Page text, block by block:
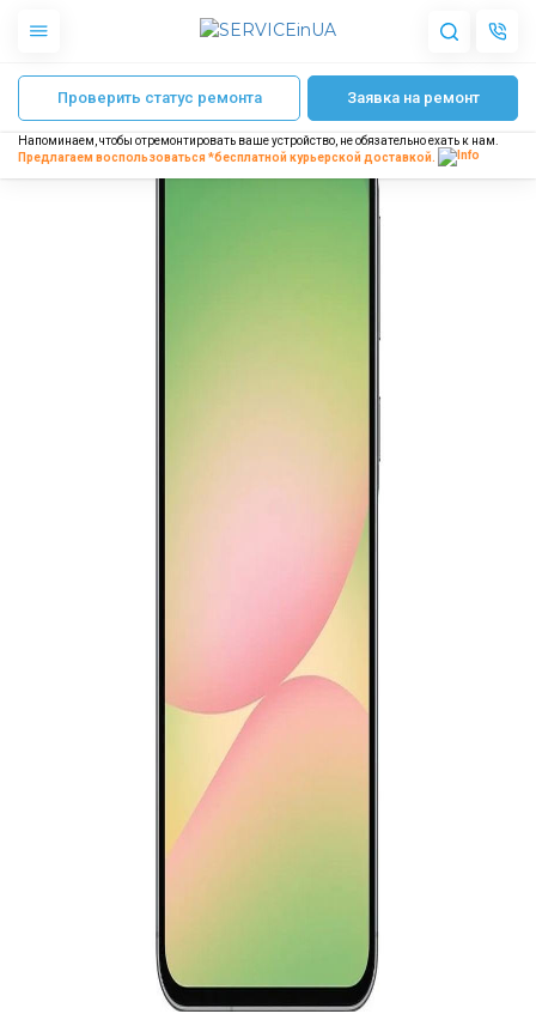
Apple
Гаджеты
Акустика
Позняки
г. Киев, ул. Анны Ахматовой, 30
г. Киев, ТЦ LAKE PLAZA, ул. Героев
Дворец "Украина"
г. Киев, ул. Казимира Малевича, 87
Проверить статус ремонта Заявка на ремонт
Напоминаем, чтобы отремонтировать ваше устройство, не обязательно ехать к нам.
Предлагаем воспользоваться *бесплатнойкурьерской доставкой.
Главная Ремонт телефонов Samsung Ремонт Samsung Galaxy A56